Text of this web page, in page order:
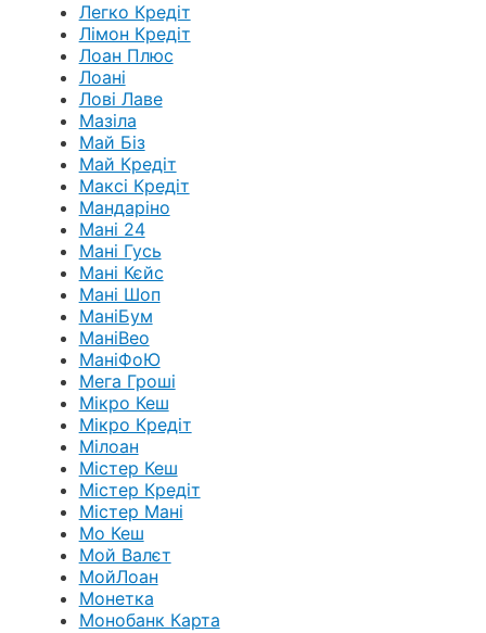
Легко Кредіт
Лімон Кредіт
Лоан Плюс
Лоані
Лові Лаве
Мазіла
Май Біз
Май Кредіт
Максі Кредіт
Мандаріно
Мані 24
Мані Гусь
Мані Кєйс
Мані Шоп
МаніБум
МаніВео
МаніФоЮ
Мега Гроші
Мікро Кеш
Мікро Кредіт
Мілоан
Містер Кеш
Містер Кредіт
Містер Мані
Мо Кеш
Мой Валєт
МойЛоан
Монетка
Монобанк Карта